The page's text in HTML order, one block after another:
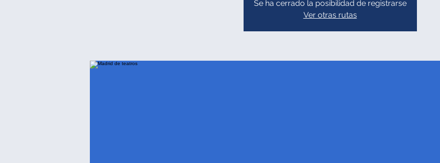
Se ha cerrado la posibilidad de registrarse
Ver otras rutas